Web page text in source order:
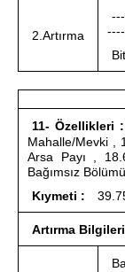
2.Artırma
11- Özellikleri :
Mahalle/Mevki ,
Arsa Payı ,
Bağımsız
Kıymeti :
Artırma Bilgileri